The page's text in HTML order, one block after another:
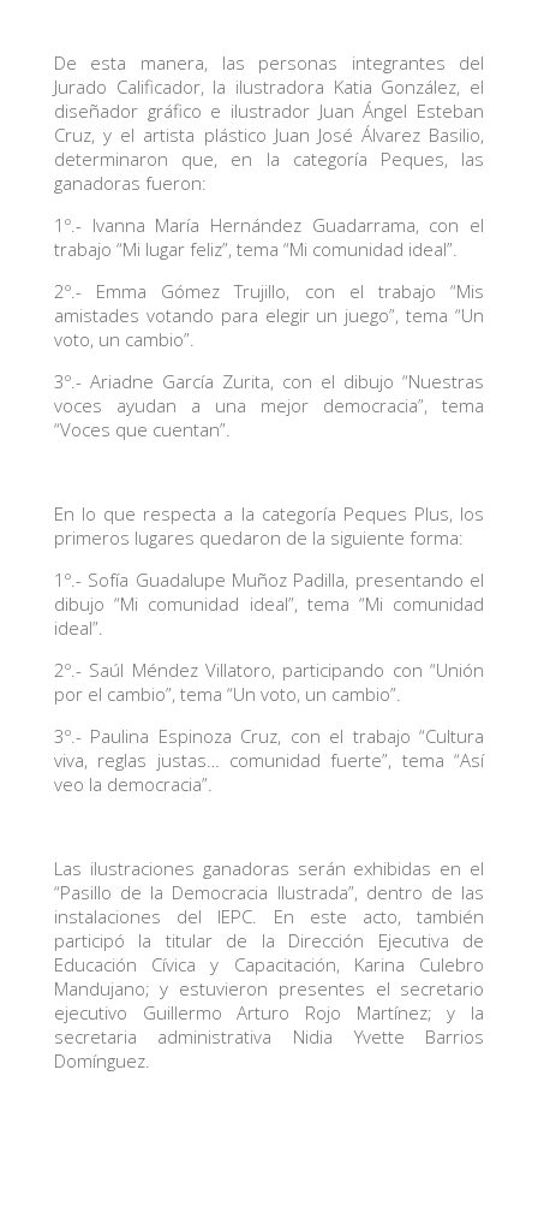
De esta manera, las personas integrantes del
Jurado Calificador, la ilustradora Katia González, el
diseñador gráfico e ilustrador Juan Ángel Esteban
Cruz, y el artista plástico Juan José Álvarez Basilio,
determinaron que, en la categoría Peques, las
ganadoras fueron:
1º.- Ivanna María Hernández Guadarrama, con el
trabajo “Mi lugar feliz”, tema “Mi comunidad ideal”.
2º.- Emma Gómez Trujillo, con el trabajo “Mis
amistades votando para elegir un juego”, tema “Un
voto, un cambio”.
3º.- Ariadne García Zurita, con el dibujo “Nuestras
voces ayudan a una mejor democracia”, tema
“Voces que cuentan”.
En lo que respecta a la categoría Peques Plus, los
primeros lugares quedaron de la siguiente forma:
1º.- Sofía Guadalupe Muñoz Padilla, presentando el
dibujo “Mi comunidad ideal”, tema “Mi comunidad
ideal”.
2º.- Saúl Méndez Villatoro, participando con “Unión
por el cambio”, tema “Un voto, un cambio”.
3º.- Paulina Espinoza Cruz, con el trabajo “Cultura
viva, reglas justas… comunidad fuerte”, tema “Así
veo la democracia”.
Las ilustraciones ganadoras serán exhibidas en el
“Pasillo de la Democracia Ilustrada”, dentro de las
instalaciones del IEPC. En este acto, también
participó la titular de la Dirección Ejecutiva de
Educación Cívica y Capacitación, Karina Culebro
Mandujano; y estuvieron presentes el secretario
ejecutivo Guillermo Arturo Rojo Martínez; y la
secretaria administrativa Nidia Yvette Barrios
Domínguez.